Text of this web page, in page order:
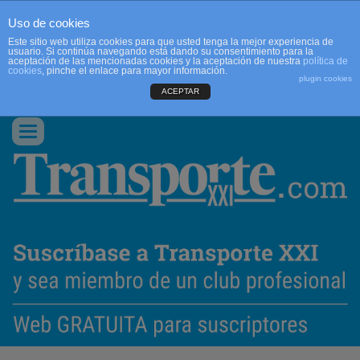
CONTACTO
Conmutar
navegación
Uso de cookies
Este sitio web utiliza cookies para que usted tenga la mejor experiencia de
usuario. Si continúa navegando está dando su consentimiento para la
aceptación de las mencionadas cookies y la aceptación de nuestra política de
cookies, pinche el enlace para mayor información.
plugin cookies
ACEPTAR